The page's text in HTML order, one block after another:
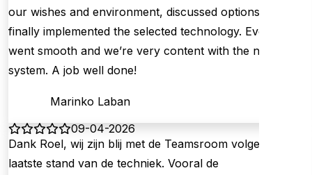
our wishes and environment, discussed options and
finally implemented the selected technology. Everything
went smooth and we’re very content with the new
system. A job well done!
Marinko Laban
09-04-2026
Dank Roel, wij zijn blij met de Teamsroom volgens de
laatste stand van de techniek. Vooral de